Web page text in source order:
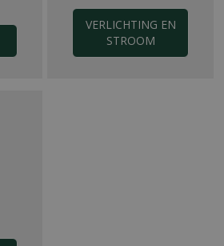
VERLICHTING EN
STROOM